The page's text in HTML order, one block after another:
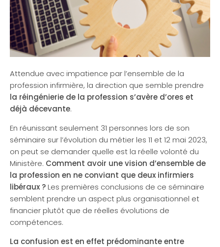
Attendue avec impatience par l’ensemble de la
profession infirmière, la direction que semble prendre
la réingénierie de la profession s’avère d’ores et
déjà décevante.
En réunissant seulement 31 personnes lors de son
séminaire sur l’évolution du métier les 11 et 12 mai 2023,
on peut se demander quelle est la réelle volonté du
Ministère. Comment avoir une vision d’ensemble de
la profession en ne conviant que deux infirmiers
libéraux ?Les premières conclusions de ce séminaire
semblent prendre un aspect plus organisationnel et
financier plutôt que de réelles évolutions de
compétences.
La confusion est en effet prédominante entre